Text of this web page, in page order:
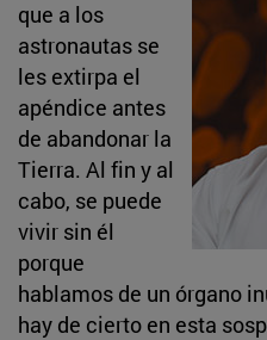
que a los
astronautas se
les extirpa el
apéndice antes
de abandonar la
Tierra. Al fin y al
cabo, se puede
vivir sin él
porque
hablamos de un órgano
hay de cierto en esta